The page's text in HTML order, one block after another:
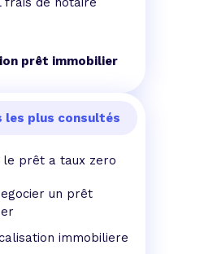
prêt immobilier
les plus consultés
le prêt a taux zero
un prêt
immobiliere